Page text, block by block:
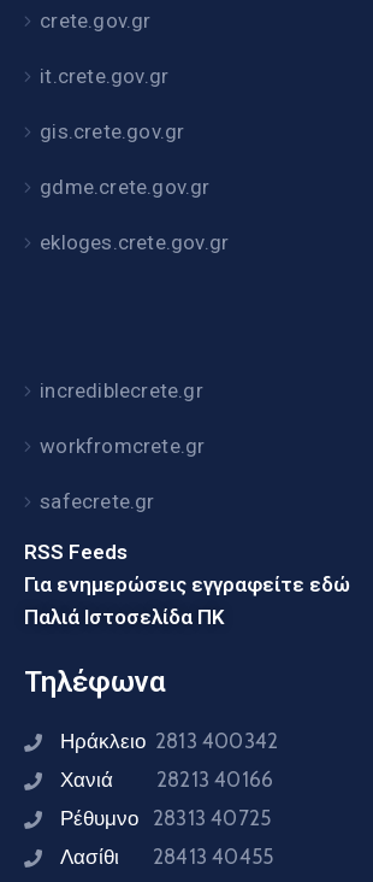
crete.gov.gr
it.crete.gov.gr
gis.crete.gov.gr
gdme.crete.gov.gr
ekloges.crete.gov.gr
incrediblecrete.gr
workfromcrete.gr
safecrete.gr
RSS Feeds
Για ενημερώσεις εγγραφείτε εδώ
Παλιά Ιστοσελίδα ΠΚ
Τηλέφωνα
Ηράκλειο 2813 400342
Χανιά 28213 40166
Ρέθυμνο 28313 40725
Λασίθι 28413 40455